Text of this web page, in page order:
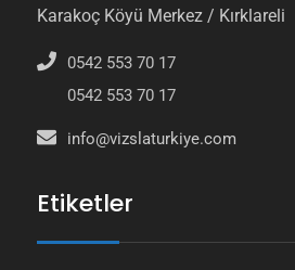
Karakoç Köyü Merkez / Kırklareli
0542 553 70 17
0542 553 70 17
info@vizslaturkiye.com
Etiketler